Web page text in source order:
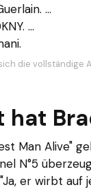
...
...
die vollständige
hat
Man Alive"
N°5
er wirbt